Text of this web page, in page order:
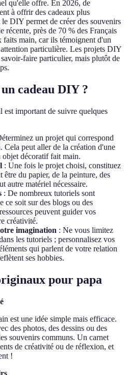
qu'elle offre. En 2026, de
à offrir des cadeaux plus
DIY permet de créer des souvenirs
récente, près de 70 % des Français
faits main, car ils témoignent d'un
particulière. Les projets DIY
faire particulier, mais plutôt de
cadeau DIY ?
important de suivre quelques
un projet qui correspond
Cela peut aller de la création d'une
objet décoratif fait main.
: Une fois le projet choisi, constituez
être du papier, de la peinture, des
autre matériel nécessaire.
: De nombreux tutoriels sont
ce soit sur des blogs ou des
peuvent guider vos
créativité.
imagination : Ne vous limitez
les tutoriels ; personnalisez vos
qui parlent de votre relation
ses hobbies.
pour papa
est une idée simple mais efficace.
des photos, des dessins ou des
souvenirs communs. Un carnet
de créativité ou de réflexion, et
!